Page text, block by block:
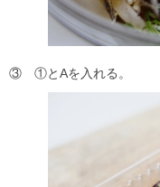
③ ①とAを入れる。